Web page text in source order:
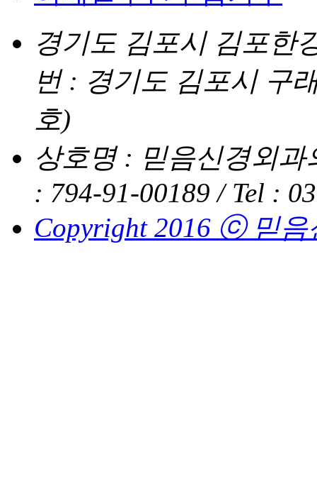
경기도 김포시 김포한
번 : 경기도 김포시 구
호)
상호명 : 믿음신경외
: 794-91-00189 / Tel :
Copyright 2016 ⓒ 믿음